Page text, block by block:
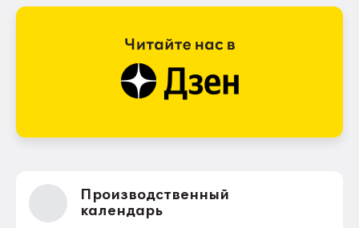
Производственный
календарь